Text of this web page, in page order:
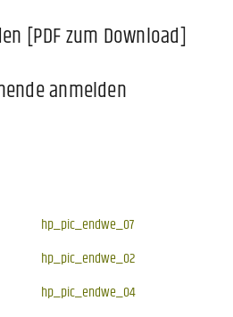
[PDF zum Download]
anmelden